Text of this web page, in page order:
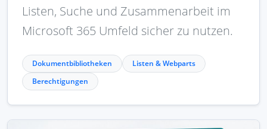
Listen, Suche und Zusammenarbeit im
Microsoft 365 Umfeld sicher zu nutzen.
Dokumentbibliotheken
Listen & Webparts
Berechtigungen